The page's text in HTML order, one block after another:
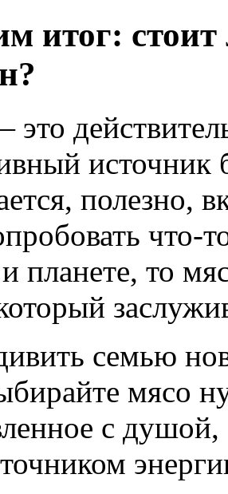
итог:
источник
полезно,
что-
и планете, то
семью
мясо
с